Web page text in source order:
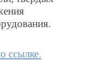
ссылке.